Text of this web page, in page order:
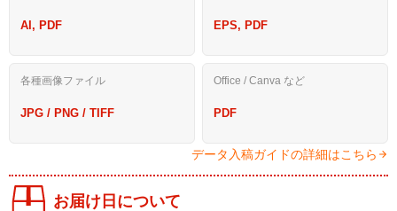
AI, PDF EPS, PDF
各種画像ファイル
JPG / PNG / TIFF
Office / Canva など
PDF
データ入稿ガイドの詳細はこちら
お届け日について